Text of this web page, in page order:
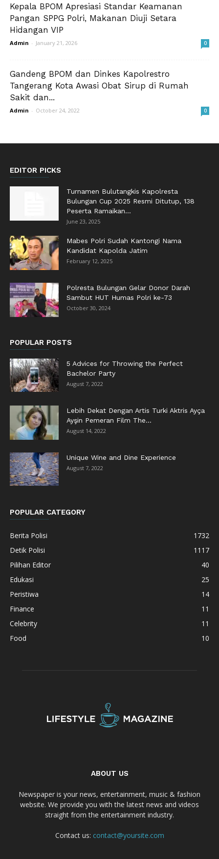
Kepala BPOM Apresiasi Standar Keamanan
Pangan SPPG Polri, Makanan Diuji Setara
Hidangan VIP
Admin - January 21, 2026 0
Gandeng BPOM dan Dinkes Kapolrestro
Tangerang Kota Awasi Obat Sirup di Rumah
Sakit dan...
Admin - October 24, 2022 0
EDITOR PICKS
Turnamen Bulutangkis Kapolresta
Bulungan Cup 2025 Resmi Ditutup, 138
Peserta Ramaikan...
June 23, 2025
Mabes Polri Sudah Kantongi Nama
Kandidat Kapolda Jatim
February 12, 2025
Polresta Bulungan Gelar Donor Darah
Sambut HUT Humas Polri ke-73
October 30, 2024
POPULAR POSTS
5 Advices for Throwing the Perfect
Bachelor Party
August 7, 2022
Lebih Dekat Dengan Artis Turki Aktris Ayça
Ayşin Pemeran Film The...
August 14, 2022
Unique Wine and Dine Experience
August 7, 2022
POPULAR CATEGORY
Berita Polisi
1732
Detik Polisi
1117
Pilihan Editor
40
Edukasi
25
Peristiwa
14
Finance
11
Celebrity
11
Food
10
ABOUT US
Newspaper is your news, entertainment, music & fashion
website. We provide you with the latest news and videos
straight from the entertainment industry.
Contact us: contact@yoursite.com